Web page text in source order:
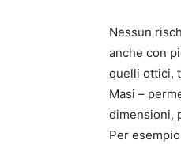
Nessun
anche con
quelli ottici,
Masi –
dimensioni,
Per